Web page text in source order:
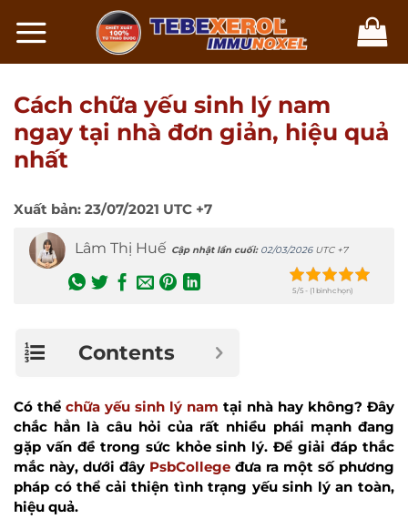
đến
Cách chữa yếu sinh lý nam
ngay tại nhà đơn giản, hiệu quả
nhất
Xuất bản: 23/07/2021 UTC +7
Lâm Thị Huế Cập nhật lần cuối: 02/03/2026UTC +7
5/5 - (1 bình chọn)
Contents
Có thể chữa yếu sinh lý nam tại nhà hay không? Đây
chắc hẳn là câu hỏi của rất nhiều phái mạnh đang
gặp vấn đề trong sức khỏe sinh lý. Để giải đáp thắc
mắc này, dưới đây PsbCollege đưa ra một số phương
pháp có thể cải thiện tình trạng yếu sinh lý an toàn,
hiệu quả.